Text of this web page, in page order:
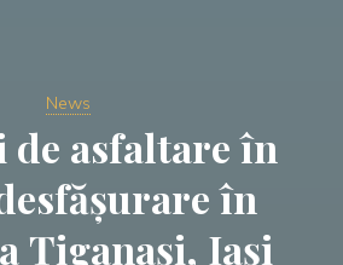
News
asfaltare în
în
Țiganași, Iași